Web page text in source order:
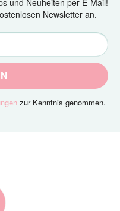
Newsletter an.
zur Kenntnis genommen.